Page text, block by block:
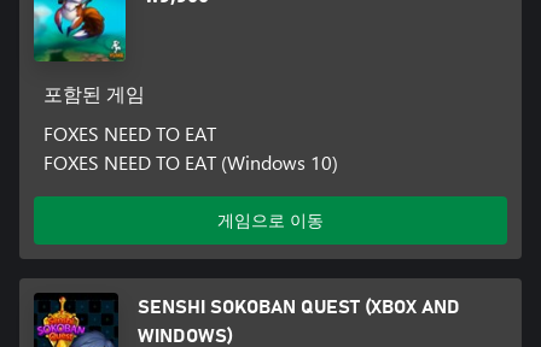
포함된 게임
FOXES NEED TO EAT
FOXES NEED TO EAT (Windows 10)
게임으로 이동
SENSHI SOKOBAN QUEST (XBOX AND
WINDOWS)